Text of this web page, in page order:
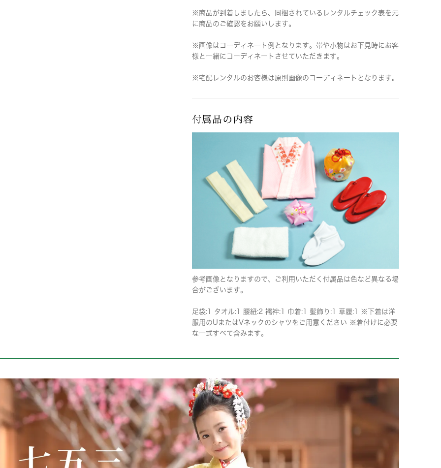
※商品が到着しましたら、同梱されているレンタルチェック表を元
に商品のご確認をお願いします。
※画像はコーディネート例となります。帯や小物はお下見時にお客
様と一緒にコーディネートさせていただきます。
※宅配レンタルのお客様は原則画像のコーディネートとなります。
付属品の内容
参考画像となりますので、ご利用いただく付属品は色など異なる場
合がございます。
足袋:1 タオル:1 腰紐:2 襦袢:1 巾着:1 髪飾り:1 草履:1 ※下着は洋
服用のUまたはVネックのシャツをご用意ください ※着付けに必要
な一式すべて含みます。